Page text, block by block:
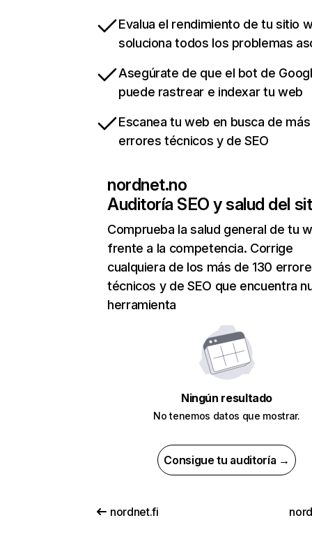
Evalua el rendimiento de tu sitio
soluciona todos los problemas
Asegúrate de que el bot de
puede rastrear e indexar tu web
Escanea tu web en busca de
errores técnicos y de SEO
nordnet.no
Auditoría SEO y salud del
Comprueba la salud general de tu
frente a la competencia. Corrige
cualquiera de los más de 130
técnicos y de SEO que encuentra
herramienta
Ningún resultado
No tenemos datos que mostrar.
Consigue tu auditoría →
nordnet.fi